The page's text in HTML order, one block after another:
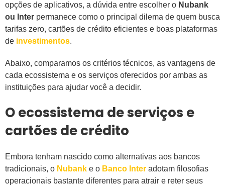
opções de aplicativos, a dúvida entre escolher o Nubank
ou Inter permanece como o principal dilema de quem busca
tarifas zero, cartões de crédito eficientes e boas plataformas
de investimentos.
Abaixo, comparamos os critérios técnicos, as vantagens de
cada ecossistema e os serviços oferecidos por ambas as
instituições para ajudar você a decidir.
O ecossistema de serviços e
cartões de crédito
Embora tenham nascido como alternativas aos bancos
tradicionais, o Nubank e o Banco Inter adotam filosofias
operacionais bastante diferentes para atrair e reter seus